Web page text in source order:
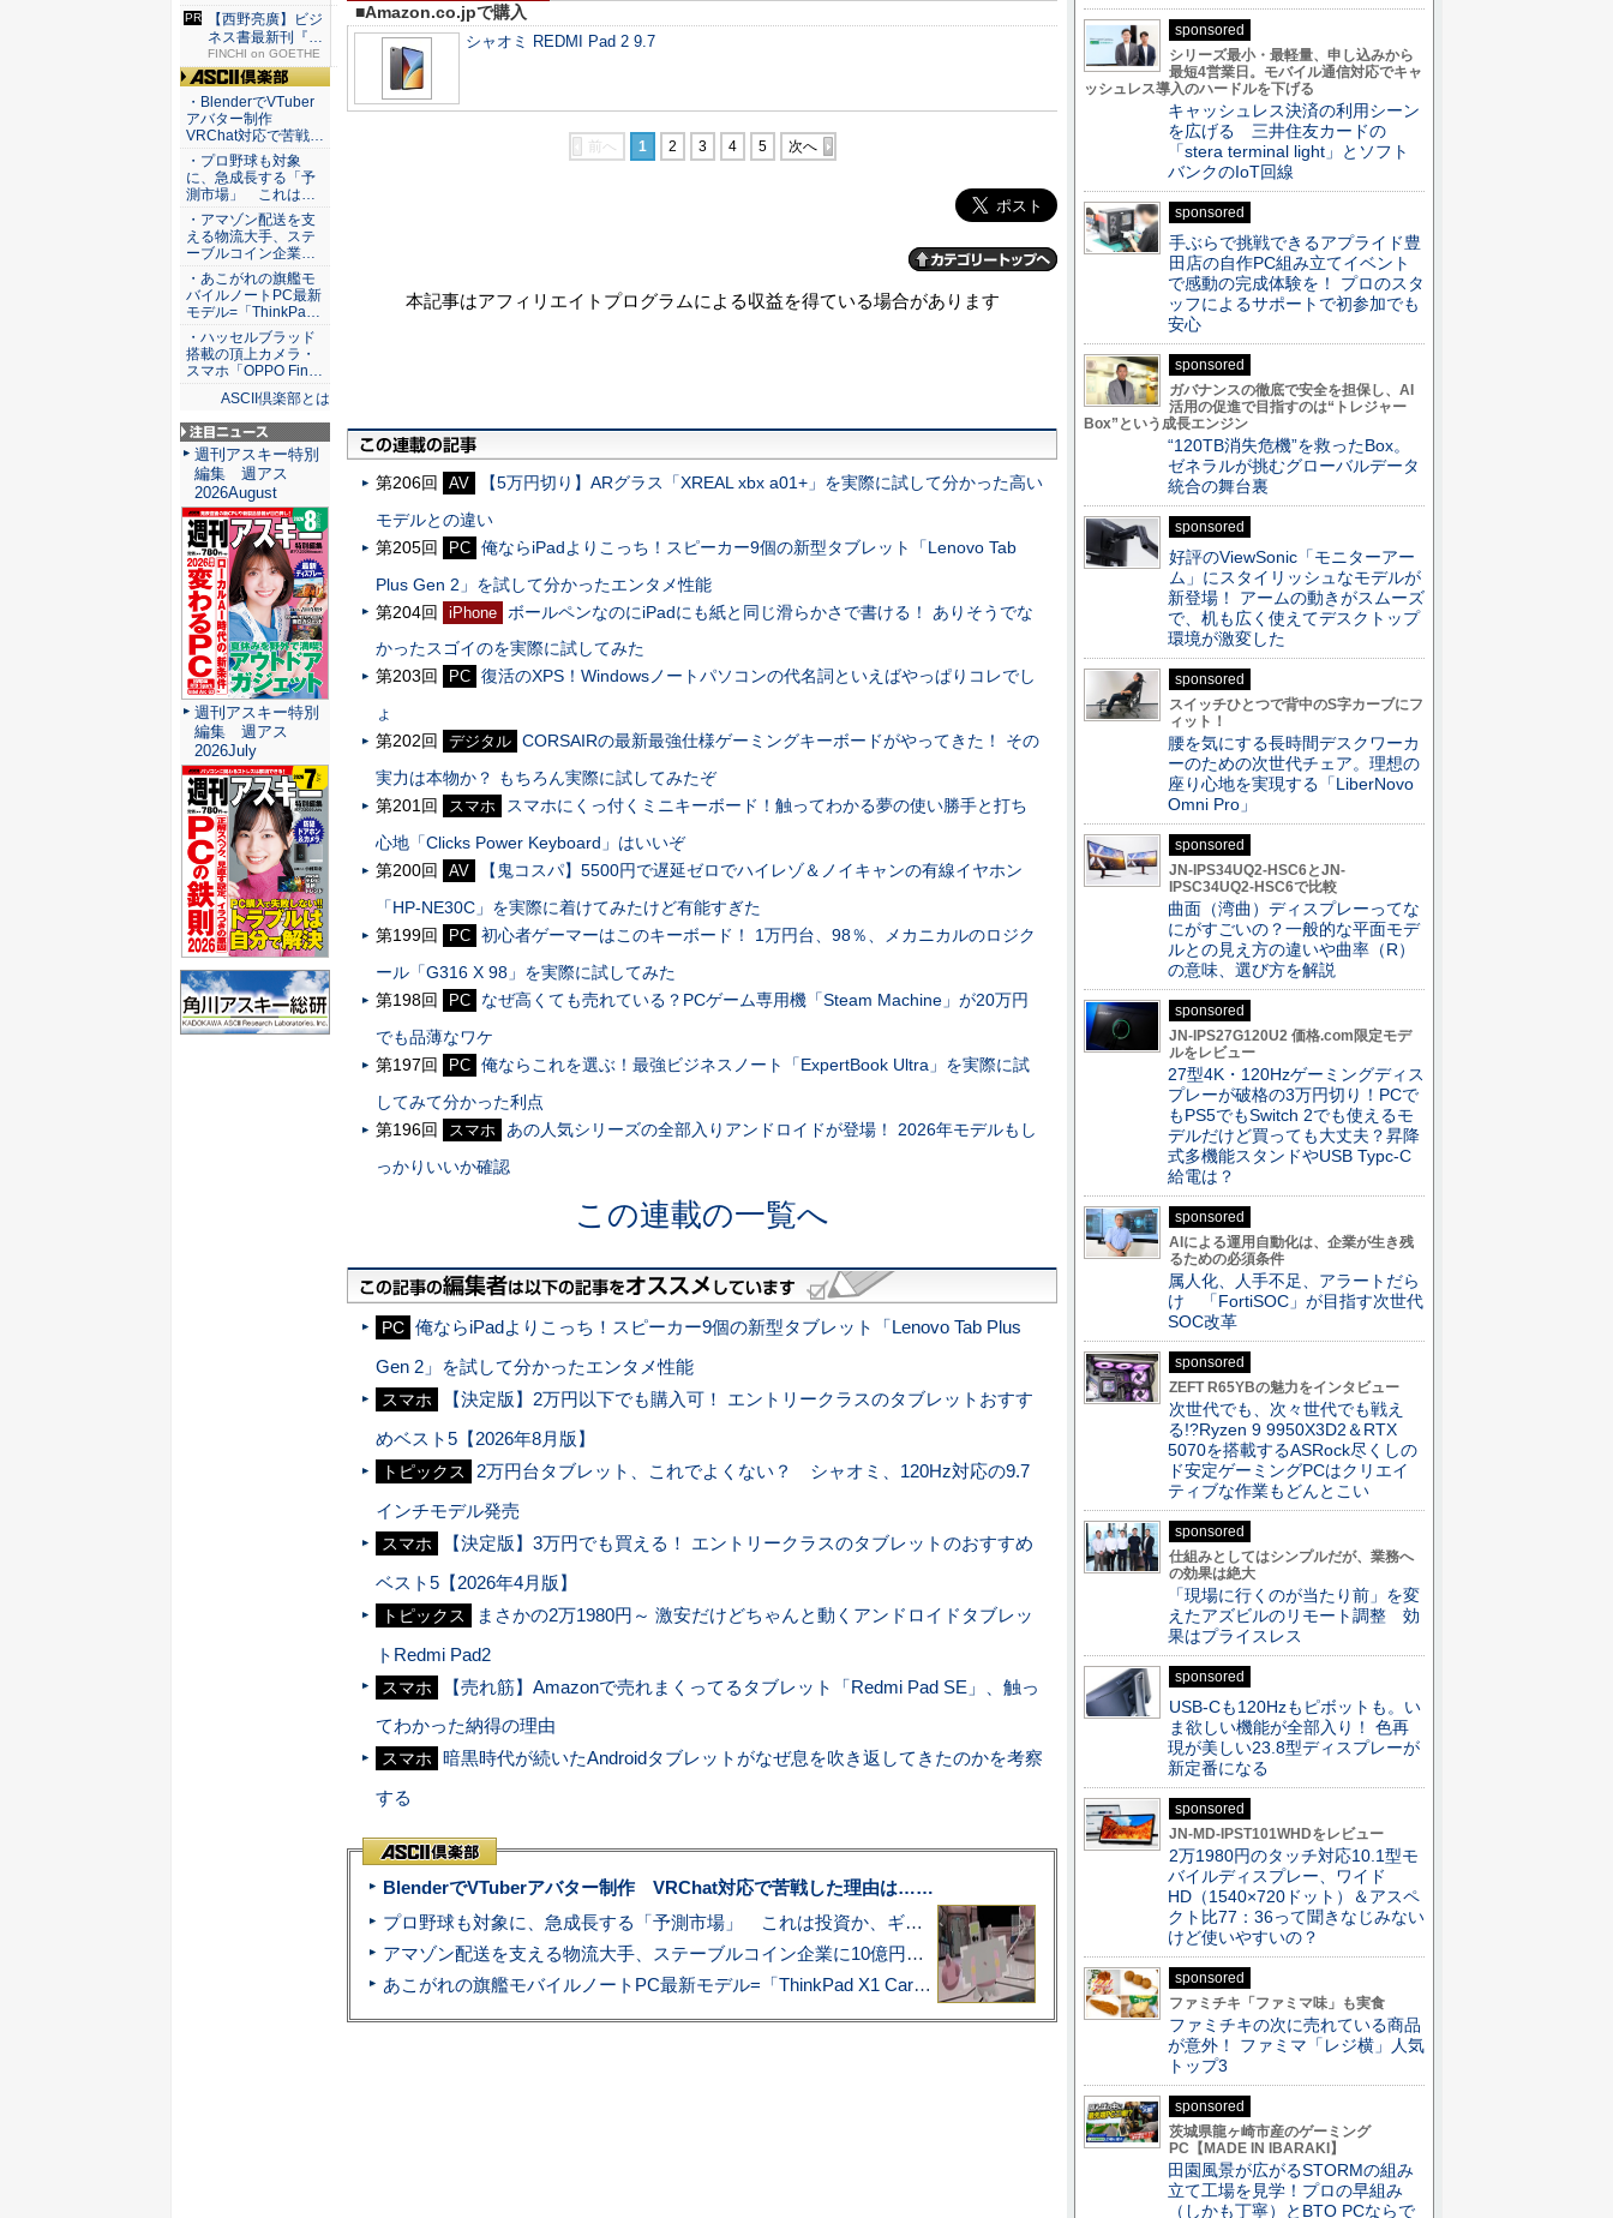
■Amazon.co.jpで購入
シャオミ REDMI Pad 2 9.7
前へ 1 2 3 4 5 次へ
本記事はアフィリエイトプログラムによる収益を得ている場合があります
第206回 AV
【5万円切り】ARグラス「XREAL xbx a01+」を実際に試して分かった高い
モデルとの違い
第205回
PC 俺ならiPadよりこっち！スピーカー9個の新型タブレット「Lenovo Tab
Plus Gen 2」を試して分かったエンタメ性能
第204回
iPhone
ボールペンなのにiPadにも紙と同じ滑らかさで書ける！ ありそうでな
かったスゴイのを実際に試してみた
第203回
PC 復活のXPS！Windowsノートパソコンの代名詞といえばやっぱりコレでし
ょ
第202回
デジタル CORSAIRの最新最強仕様ゲーミングキーボードがやってきた！ その
実力は本物か？ もちろん実際に試してみたぞ
第201回
スマホ
スマホにくっ付くミニキーボード！触ってわかる夢の使い勝手と打ち
心地「Clicks Power Keyboard」はいいぞ
第200回
AV
【鬼コスパ】5500円で遅延ゼロでハイレゾ＆ノイキャンの有線イヤホン
「HP-NE30C」を実際に着けてみたけど有能すぎた
第199回
PC 初心者ゲーマーはこのキーボード！ 1万円台、98％、メカニカルのロジク
ール「G316 X 98」を実際に試してみた
第198回
PC
なぜ高くても売れている？PCゲーム専用機「Steam Machine」が20万円
でも品薄なワケ
第197回
PC 俺ならこれを選ぶ！最強ビジネスノート「ExpertBook Ultra」を実際に試
してみて分かった利点
第196回
スマホ
あの人気シリーズの全部入りアンドロイドが登場！ 2026年モデルもし
っかりいいか確認
この連載の一覧へ
PC 俺ならiPadよりこっち！スピーカー9個の新型タブレット「Lenovo Tab Plus
Gen 2」を試して分かったエンタメ性能
スマホ
【決定版】2万円以下でも購入可！ エントリークラスのタブレットおすす
めベスト5【2026年8月版】
トピックス
2万円台タブレット、これでよくない？ シャオミ、120Hz対応の9.7
インチモデル発売
スマホ
【決定版】3万円でも買える！ エントリークラスのタブレットのおすすめ
ベスト5【2026年4月版】
トピックス
まさかの2万1980円～ 激安だけどちゃんと動くアンドロイドタブレッ
トRedmi Pad2
スマホ
【売れ筋】Amazonで売れまくってるタブレット「Redmi Pad SE」、触っ
てわかった納得の理由
スマホ
暗黒時代が続いたAndroidタブレットがなぜ息を吹き返してきたのかを考察
する
BlenderでVTuberアバター制作 VRChat対応で苦戦した理由は……
プロ野球も対象に、急成長する「予測市場」 これは投資か、ギャンブルか
アマゾン配送を支える物流大手、ステーブルコイン企業に10億円投資のワケ
あこがれの旗艦モバイルノートPC最新モデル=「ThinkPad X1 Carbon Gen 14 Aura Edition」実機レビュー
【西野亮廣】ビジ
ネス書最新刊『北
極星 僕...
FINCHI on GOETHE
ASCII倶楽部
・BlenderでVTuber
アバター制作
VRChat対応で苦戦…
・プロ野球も対象
に、急成長する「予
測市場」 これは…
・アマゾン配送を支
える物流大手、ステ
ーブルコイン企業…
・あこがれの旗艦モ
バイルノートPC最新
モデル=「ThinkPa…
・ハッセルブラッド
搭載の頂上カメラ・
スマホ「OPPO Fin…
ASCII倶楽部とは
注目ニュース
週刊アスキー特別
編集 週アス
2026August
週刊アスキー特別
編集 週アス
2026July
sponsored
シリーズ最小・最軽量、申し込みから
最短4営業日。モバイル通信対応でキャ
ッシュレス導入のハードルを下げる
キャッシュレス決済の利用シーン
を広げる 三井住友カードの
「stera terminal light」とソフト
バンクのIoT回線
sponsored
手ぶらで挑戦できるアプライド豊
田店の自作PC組み立てイベント
で感動の完成体験を！ プロのスタ
ッフによるサポートで初参加でも
安心
sponsored
ガバナンスの徹底で安全を担保し、AI
活用の促進で目指すのは“トレジャー
Box”という成長エンジン
“120TB消失危機”を救ったBox。
ゼネラルが挑むグローバルデータ
統合の舞台裏
sponsored
好評のViewSonic「モニターアー
ム」にスタイリッシュなモデルが
新登場！ アームの動きがスムーズ
で、机も広く使えてデスクトップ
環境が激変した
sponsored
スイッチひとつで背中のS字カーブにフ
ィット！
腰を気にする長時間デスクワーカ
ーのための次世代チェア。理想の
座り心地を実現する「LiberNovo
Omni Pro」
sponsored
JN-IPS34UQ2-HSC6とJN-
IPSC34UQ2-HSC6で比較
曲面（湾曲）ディスプレーってな
にがすごいの？一般的な平面モデ
ルとの見え方の違いや曲率（R）
の意味、選び方を解説
sponsored
JN-IPS27G120U2 価格.com限定モデ
ルをレビュー
27型4K・120Hzゲーミングディス
プレーが破格の3万円切り！PCで
もPS5でもSwitch 2でも使えるモ
デルだけど買っても大丈夫？昇降
式多機能スタンドやUSB Typc-C
給電は？
sponsored
AIによる運用自動化は、企業が生き残
るための必須条件
属人化、人手不足、アラートだら
け 「FortiSOC」が目指す次世代
SOC改革
sponsored
ZEFT R65YBの魅力をインタビュー
次世代でも、次々世代でも戦え
る!?Ryzen 9 9950X3D2＆RTX
5070を搭載するASRock尽くしの
ド安定ゲーミングPCはクリエイ
ティブな作業もどんとこい
sponsored
仕組みとしてはシンプルだが、業務へ
の効果は絶大
「現場に行くのが当たり前」を変
えたアズビルのリモート調整 効
果はプライスレス
sponsored
USB-Cも120Hzもピボットも。い
ま欲しい機能が全部入り！ 色再
現が美しい23.8型ディスプレーが
新定番になる
sponsored
JN-MD-IPST101WHDをレビュー
2万1980円のタッチ対応10.1型モ
バイルディスプレー、ワイド
HD（1540×720ドット）＆アスペ
クト比77：36って聞きなじみない
けど使いやすいの？
sponsored
ファミチキ「ファミマ味」も実食
ファミチキの次に売れている商品
が意外！ ファミマ「レジ横」人気
トップ3
sponsored
茨城県龍ヶ崎市産のゲーミング
PC【MADE IN IBARAKI】
田園風景が広がるSTORMの組み
立て工場を見学！プロの早組み
（しかも丁寧）とBTO PCならで